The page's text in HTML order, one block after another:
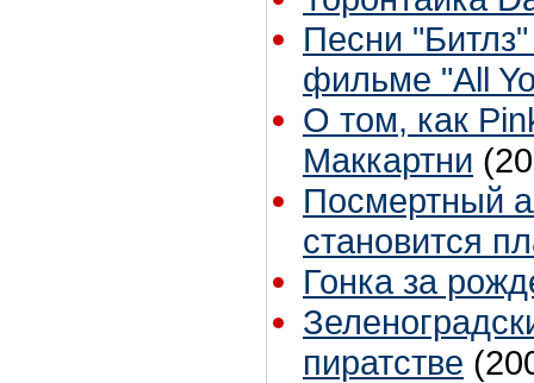
Песни
фильме "All
О том, как
Маккартни
Посмертный
становится
Гонка за
пиратстве